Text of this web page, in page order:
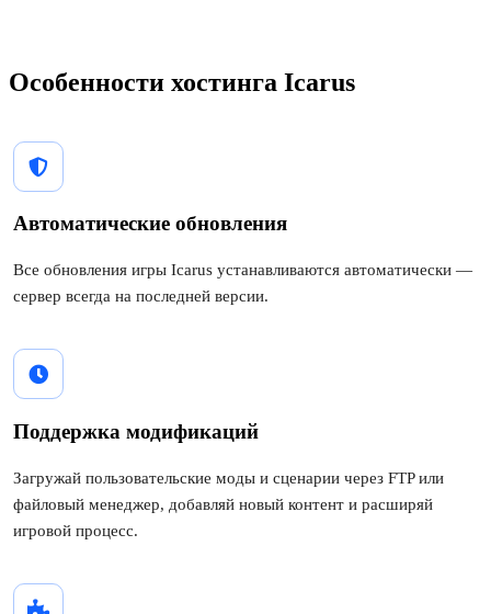
Особенности хостинга Icarus
Автоматические обновления
Все обновления игры Icarus устанавливаются автоматически —
сервер всегда на последней версии.
Поддержка модификаций
Загружай пользовательские моды и сценарии через FTP или
файловый менеджер, добавляй новый контент и расширяй
игровой процесс.